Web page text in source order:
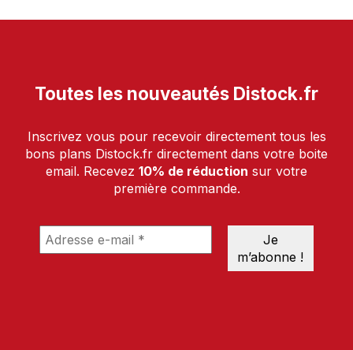
Toutes les nouveautés Distock.fr
Inscrivez vous pour recevoir directement tous les
bons plans Distock.fr directement dans votre boite
email. Recevez 10% de réduction sur votre
première commande.